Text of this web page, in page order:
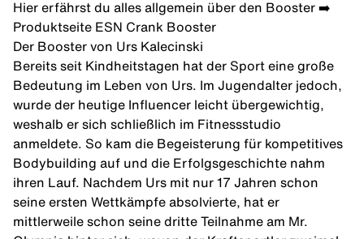
Hier erfährst du alles allgemein über den Booster ➡️
Produktseite ESN Crank Booster
Der Booster von Urs Kalecinski
Bereits seit Kindheitstagen hat der Sport eine große
Bedeutung im Leben von Urs. Im Jugendalter jedoch,
wurde der heutige Influencer leicht übergewichtig,
weshalb er sich schließlich im Fitnessstudio
anmeldete. So kam die Begeisterung für kompetitives
Bodybuilding auf und die Erfolgsgeschichte nahm
ihren Lauf. Nachdem Urs mit nur 17 Jahren schon
seine ersten Wettkämpfe absolvierte, hat er
mittlerweile schon seine dritte Teilnahme am Mr.